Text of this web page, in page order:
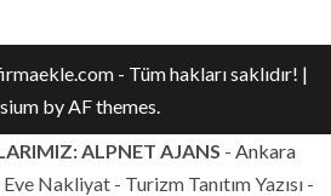
- Tüm hakları saklıdır! |
by AF themes.
ALPNET AJANS - Ankara
Nakliyat - Turizm Tanıtım Yazısı -